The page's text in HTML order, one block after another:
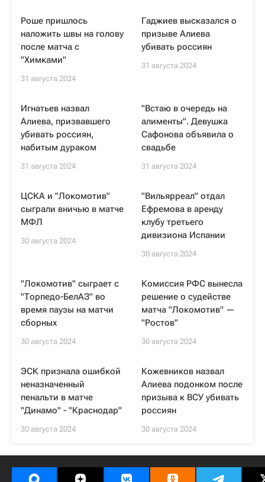
Роше пришлось
наложить швы на голову
после матча с
"Химками"
31 августа 2024
Гаджиев высказался о
призыве Алиева
убивать россиян
31 августа 2024
Игнатьев назвал
Алиева, призвавшего
убивать россиян,
набитым дураком
31 августа 2024
"Встаю в очередь на
алименты". Девушка
Сафонова объявила о
свадьбе
31 августа 2024
ЦСКА и "Локомотив"
сыграли вничью в матче
МФЛ
30 августа 2024
"Вильярреал" отдал
Ефремова в аренду
клубу третьего
дивизиона Испании
30 августа 2024
"Локомотив" сыграет с
"Торпедо-БелАЗ" во
время паузы на матчи
сборных
30 августа 2024
Комиссия РФС вынесла
решение о судействе
матча "Локомотив" —
"Ростов"
30 августа 2024
ЭСК признала ошибкой
неназначенный
пенальти в матче
"Динамо" - "Краснодар"
30 августа 2024
Кожевников назвал
Алиева подонком после
призыва к ВСУ убивать
россиян
30 августа 2024